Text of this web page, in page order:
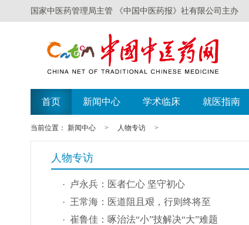
国家中医药管理局主管 《中国中医药报》社有限公司主办
首页 新闻中心 学术临床 就医指南
当前位置： 新闻中心 > 人物专访 >
人物专访
卢永兵：医者仁心 坚守初心
王常海：医道阻且艰，行则终将至
崔鲁佳：啄治法“小”技解决“大”难题